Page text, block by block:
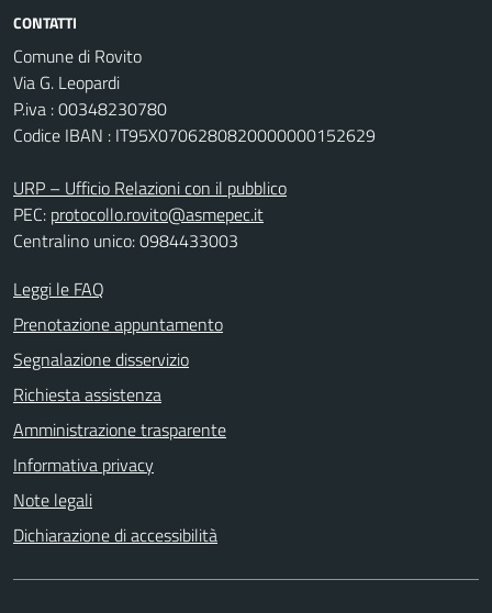
CONTATTI
Comune di Rovito
Via G. Leopardi
P.iva : 00348230780
Codice IBAN : IT95X0706280820000000152629
URP – Ufficio Relazioni con il pubblico
PEC: protocollo.rovito@asmepec.it
Centralino unico: 0984433003
Leggi le FAQ
Prenotazione appuntamento
Segnalazione disservizio
Richiesta assistenza
Amministrazione trasparente
Informativa privacy
Note legali
Dichiarazione di accessibilità